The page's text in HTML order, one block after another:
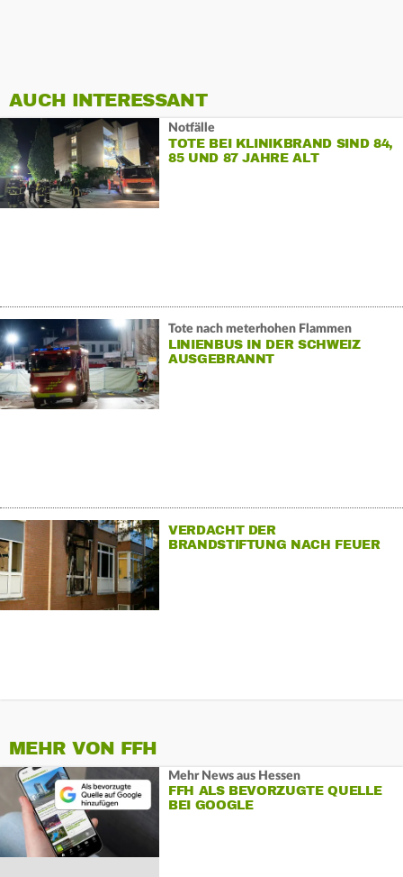
AUCH INTERESSANT
Notfälle
TOTE BEI KLINIKBRAND SIND 84,
85 UND 87 JAHRE ALT
Tote nach meterhohen Flammen
LINIENBUS IN DER SCHWEIZ
AUSGEBRANNT
VERDACHT DER
BRANDSTIFTUNG NACH FEUER
MEHR VON FFH
Mehr News aus Hessen
FFH ALS BEVORZUGTE QUELLE
BEI GOOGLE